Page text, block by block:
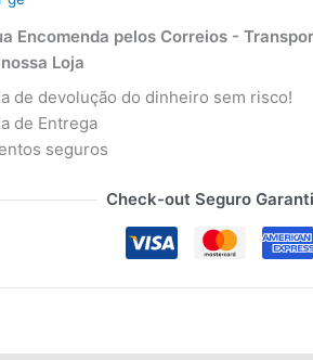
Encomenda pelos Correios -
Loja
de devolução do dinheiro sem risco!
de Entrega
seguros
Check-out Seguro